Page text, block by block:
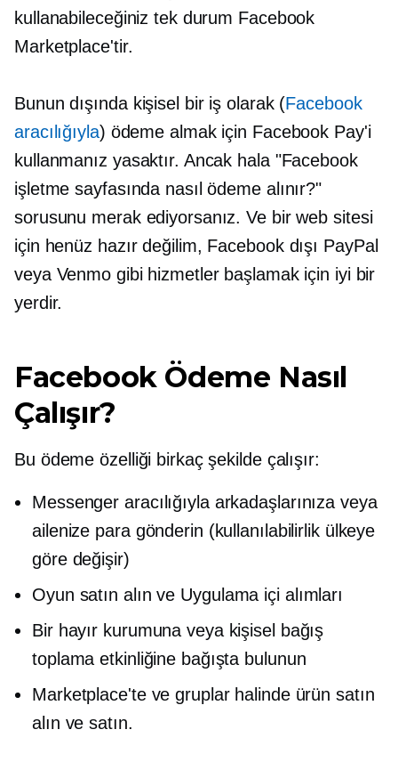
kullanabileceğiniz tek durum Facebook
Marketplace'tir.
Bunun dışında kişisel bir iş olarak (Facebook
aracılığıyla) ödeme almak için Facebook Pay'i
kullanmanız yasaktır. Ancak hala "Facebook
işletme sayfasında nasıl ödeme alınır?"
sorusunu merak ediyorsanız. Ve bir web sitesi
için henüz hazır değilim, Facebook dışı PayPal
veya Venmo gibi hizmetler başlamak için iyi bir
yerdir.
Facebook Ödeme Nasıl
Çalışır?
Bu ödeme özelliği birkaç şekilde çalışır:
Messenger aracılığıyla arkadaşlarınıza veya
ailenize para gönderin (kullanılabilirlik ülkeye
göre değişir)
Oyun satın alın ve Uygulama içialımları
Bir hayır kurumuna veya kişisel bağış
toplama etkinliğine bağışta bulunun
Marketplace'te ve gruplar halinde ürün satın
alın ve satın.